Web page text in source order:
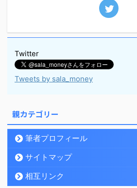
Twitter
Tweets by sala_money
親カテゴリー
筆者プロフィール
サイトマップ
相互リンク